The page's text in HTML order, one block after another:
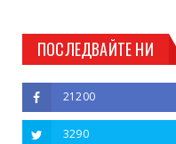
ПОСЛЕДВАЙТЕ НИ
21200
3290